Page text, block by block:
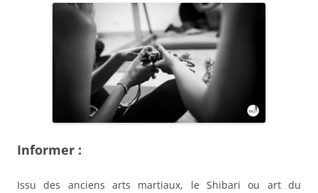
Informer :
Issu des anciens arts martiaux, le Shibari ou art du